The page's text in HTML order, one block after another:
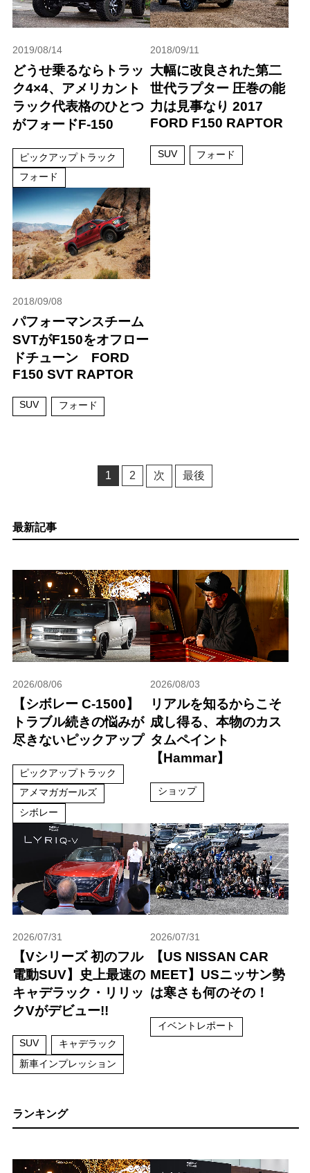
2019/08/14
どうせ乗るならトラッ
ク4×4、アメリカント
ラック代表格のひとつ
がフォードF-150
ピックアップトラック
フォード
2018/09/11
大幅に改良された第二
世代ラプター 圧巻の能
力は見事なり 2017
FORD F150 RAPTOR
SUV フォード
2018/09/08
パフォーマンスチーム
SVTがF150をオフロー
ドチューン FORD
F150 SVT RAPTOR
SUV フォード
1 2 次 最後
最新記事
2026/08/06
【シボレー C-1500】
トラブル続きの悩みが
尽きないピックアップ
ピックアップトラック
アメマガガールズ
シボレー
2026/08/03
リアルを知るからこそ
成し得る、本物のカス
タムペイント
【Hammar】
ショップ
2026/07/31
【Vシリーズ 初のフル
電動SUV】史上最速の
キャデラック・リリッ
クVがデビュー!!
SUV
キャデラック
新車インプレッション
2026/07/31
【US NISSAN CAR
MEET】USニッサン勢
は寒さも何のその！
イベントレポート
ランキング